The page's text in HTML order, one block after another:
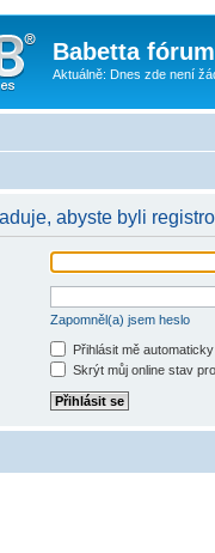
Babetta
Aktuálně: Dnes zde není
abyste byli
Zapomněl(a) jsem heslo
Přihlásit mě
Skrýt můj online stav